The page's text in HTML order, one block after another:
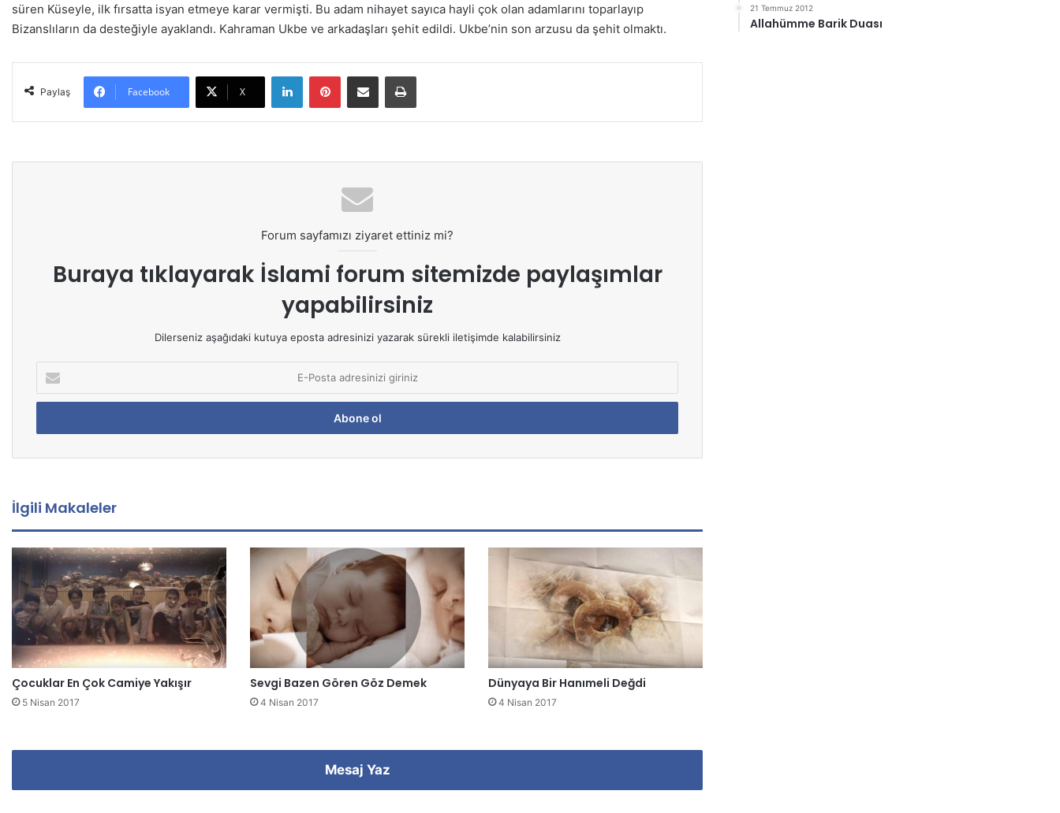
süren Küseyle, ilk fırsatta isyan etmeye karar vermişti. Bu adam nihayet sayıca hayli çok olan adamlarını toparlayıp
Bizanslıların da desteğiyle ayaklandı. Kahraman Ukbe ve arkadaşları şehit edildi. Ukbe’nin son arzusu da şehit olmaktı.
Paylaş Facebook X
Forum sayfamızı ziyaret ettiniz mi?
Buraya tıklayarak İslami forum sitemizde paylaşımlar
yapabilirsiniz
Dilerseniz aşağıdaki kutuya eposta adresinizi yazarak sürekli iletişimde kalabilirsiniz
P
s
d
e
s
n
i
z
i
g
i
r
i
z
İlgili Makaleler
Çocuklar En Çok Camiye Yakışır
5 Nisan 2017
Sevgi Bazen Gören Göz Demek
4 Nisan 2017
Dünyaya Bir Hanımeli Değdi
4 Nisan 2017
Mesaj Yaz
21 Temmuz 2012
Allahümme Barik Duası